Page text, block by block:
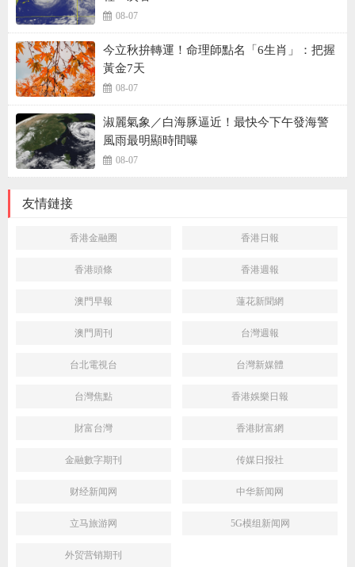
08-07
今立秋拚轉運！命理師點名「6生肖」：把握
黃金7天
08-07
淑麗氣象／白海豚逼近！最快今下午發海警
風雨最明顯時間曝
08-07
友情鏈接
香港金融圈 香港日報
香港頭條 香港週報
澳門早報 蓮花新聞網
澳門周刊 台灣週報
台北電視台 台灣新媒體
台灣焦點 香港娛樂日報
財富台灣 香港財富網
金融數字期刊 传媒日报社
财经新闻网 中华新闻网
立马旅游网 5G模组新闻网
外贸营销期刊